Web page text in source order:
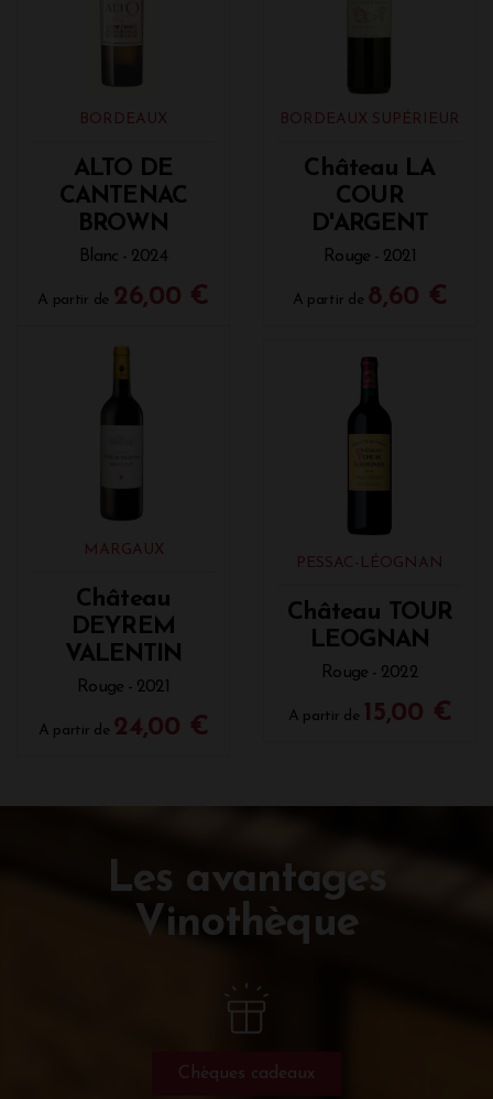
BORDEAUX
ALTO DE
CANTENAC
BROWN
Blanc - 2024
A partir de 26,00 €
BORDEAUX SUPÉRIEUR
Château LA
COUR
D'ARGENT
Rouge - 2021
A partir de 8,60 €
MARGAUX
Château
DEYREM
VALENTIN
Rouge - 2021
A partir de 24,00 €
PESSAC-LÉOGNAN
Château TOUR
LEOGNAN
Rouge - 2022
A partir de 15,00 €
Les avantages
Vinothèque
Chèques cadeaux